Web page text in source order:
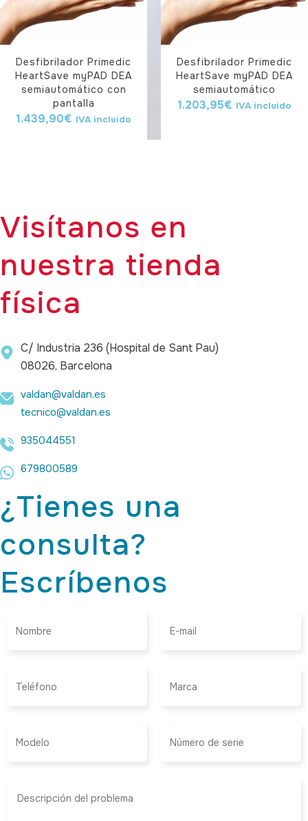
Desfibrilador Primedic
HeartSave myPAD DEA
semiautomático con
pantalla
1.439,90€ IVA incluido
Desfibrilador Primedic
HeartSave myPAD DEA
semiautomático
1.203,95€ IVA incluido
Visítanos en
nuestra tienda
física
C/ Industria 236 (Hospital de Sant Pau)
08026, Barcelona
valdan@valdan.es
tecnico@valdan.es
935044551
679800589
¿Tienes una
consulta?
Escríbenos